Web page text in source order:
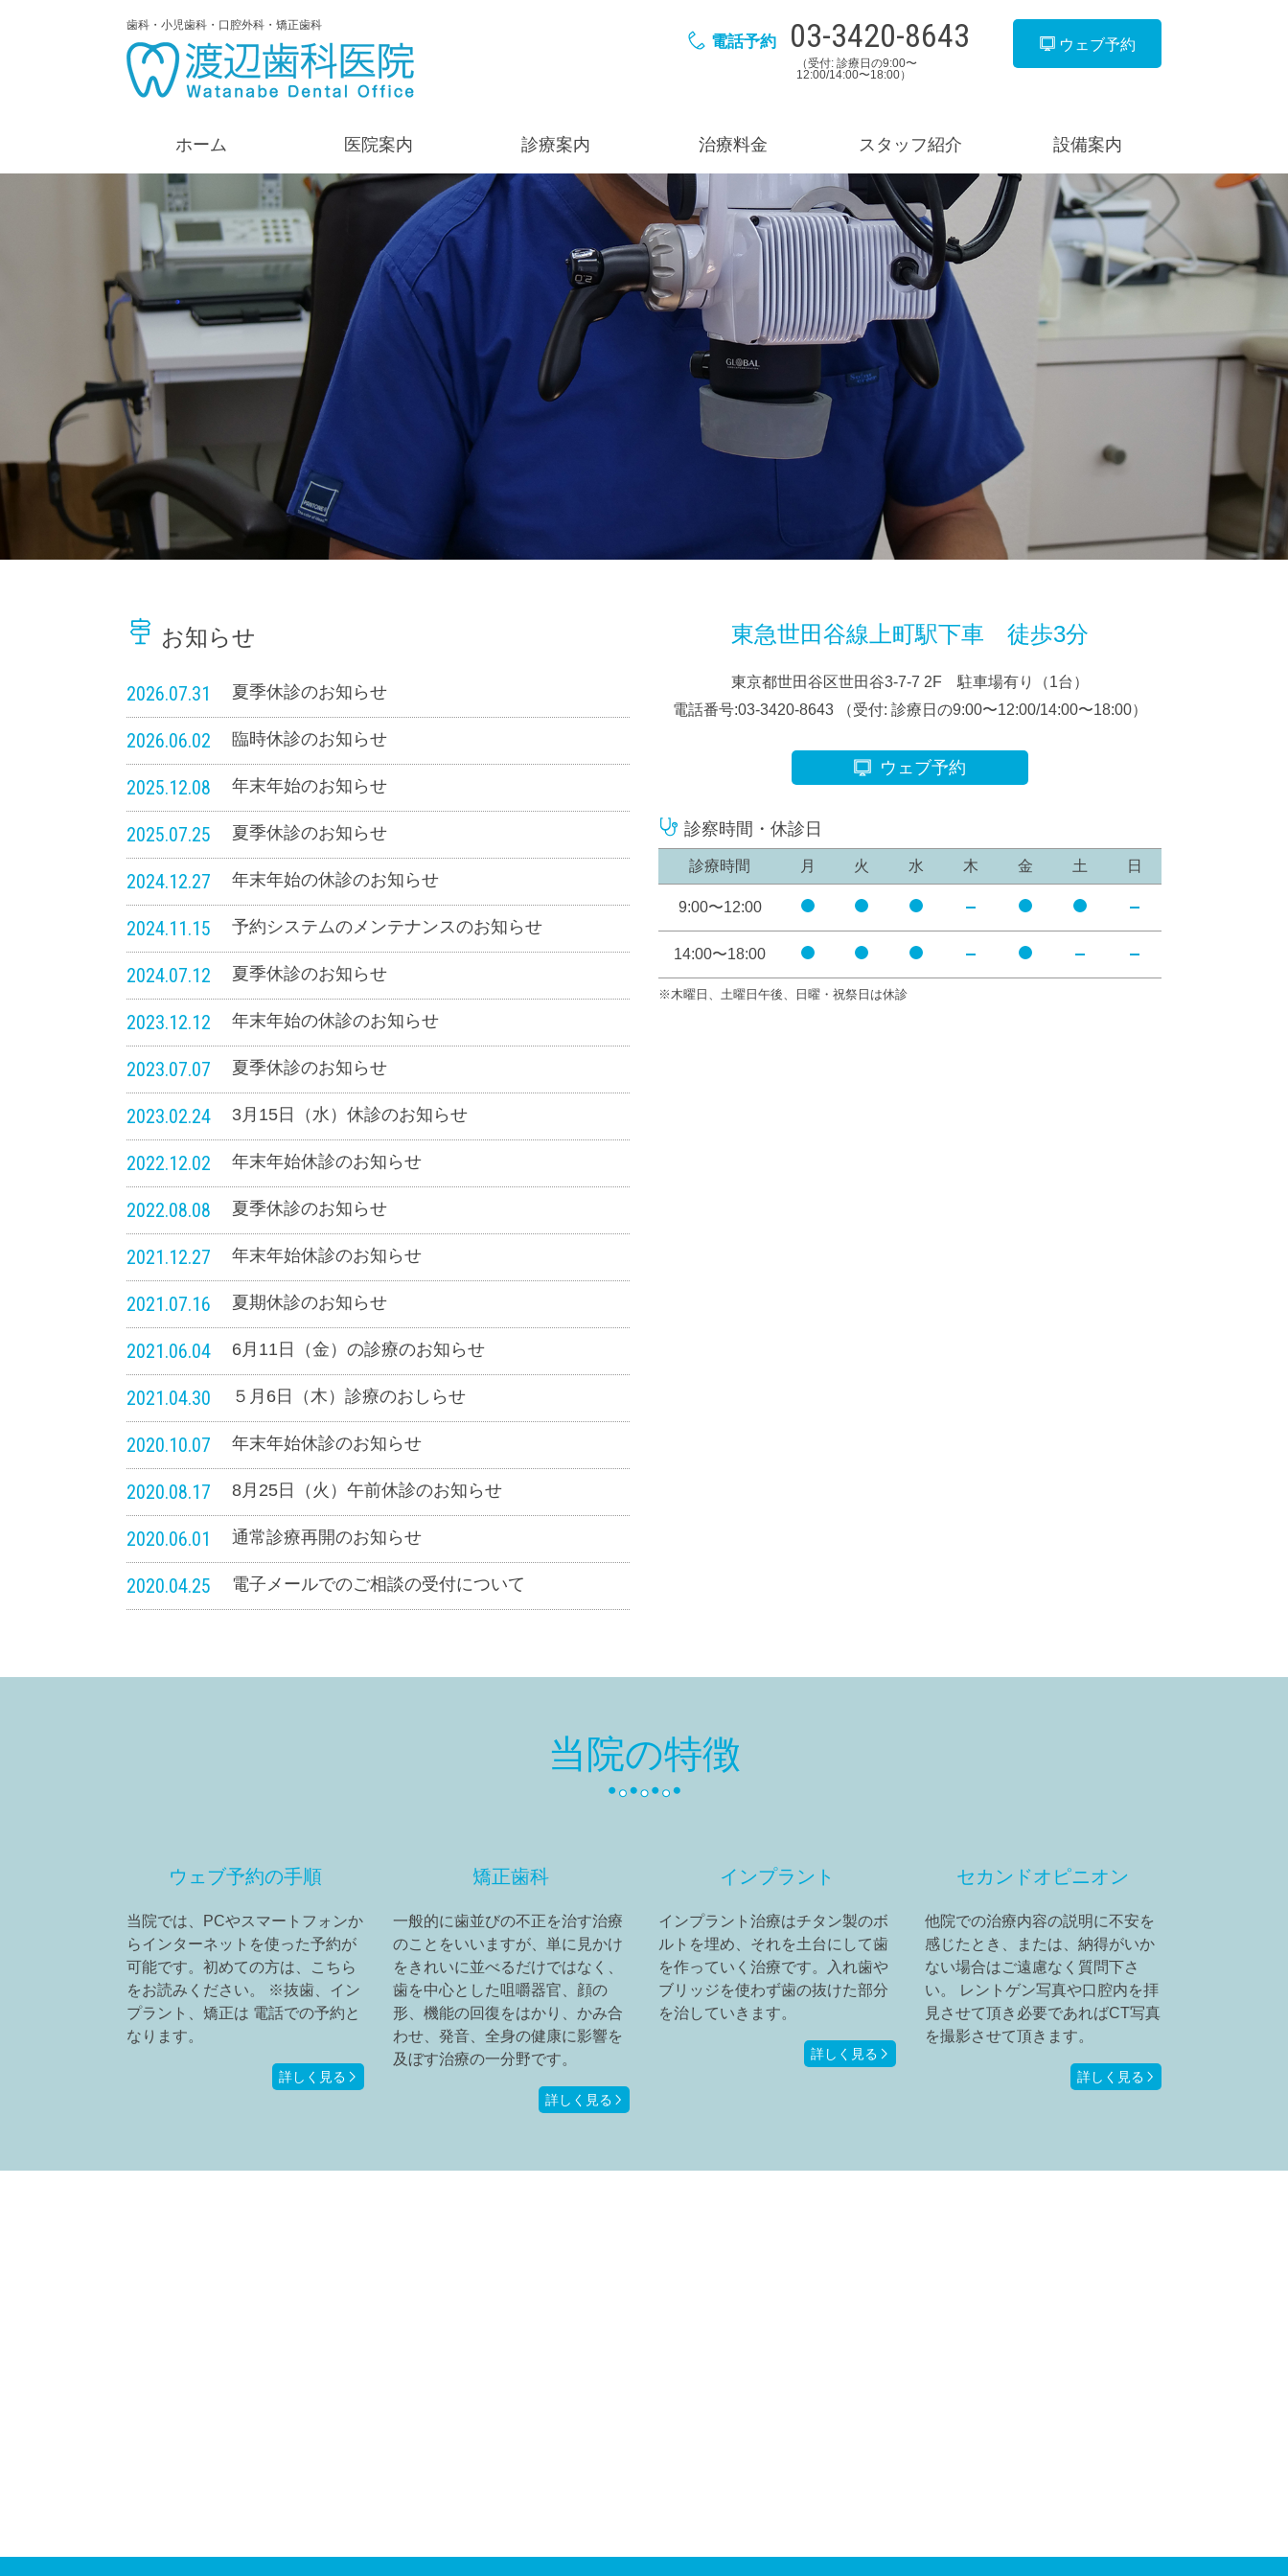
歯科・小児歯科・口腔外科・矯正歯科
電話予約 03-3420-8643
（受付: 診療日の9:00〜
12:00/14:00〜18:00）
ウェブ予約
ホーム 医院案内 診療案内 治療料金 スタッフ紹介 設備案内
東急世田谷線上町駅下車 徒歩3分
東京都世田谷区世田谷3-7-7 2F 駐車場有り（1台）
電話番号:03-3420-8643
（受付: 診療日の9:00〜12:00/14:00〜18:00）
ウェブ予約
診察時間・休診日
診療時間 月 火 水 木 金 土 日
9:00〜12:00
開
院
開
院
開
院
診
開
院
開
院
診
14:00〜18:00
開
院
開
院
開
院
診
開
院
診
診
※木曜日、土曜日午後、日曜・祝祭日は休診
お知らせ
2026.07.31 夏季休診のお知らせ
2026.06.02 臨時休診のお知らせ
2025.12.08 年末年始のお知らせ
2025.07.25 夏季休診のお知らせ
2024.12.27 年末年始の休診のお知らせ
2024.11.15 予約システムのメンテナンスのお知らせ
2024.07.12 夏季休診のお知らせ
2023.12.12 年末年始の休診のお知らせ
2023.07.07 夏季休診のお知らせ
2023.02.24 3月15日（水）休診のお知らせ
2022.12.02 年末年始休診のお知らせ
2022.08.08 夏季休診のお知らせ
2021.12.27 年末年始休診のお知らせ
2021.07.16 夏期休診のお知らせ
2021.06.04 6月11日（金）の診療のお知らせ
2021.04.30 ５月6日（木）診療のおしらせ
2020.10.07 年末年始休診のお知らせ
2020.08.17 8月25日（火）午前休診のお知らせ
2020.06.01 通常診療再開のお知らせ
2020.04.25 電子メールでのご相談の受付について
当院の特徴
ウェブ予約の手順
当院では、PCやスマートフォンか
らインターネットを使った予約が
可能です。初めての方は、こちら
をお読みください。 ※抜歯、イン
プラント、矯正は 電話での予約と
なります。
詳しく見る
矯正歯科
一般的に歯並びの不正を治す治療
のことをいいますが、単に見かけ
をきれいに並べるだけではなく、
歯を中心とした咀嚼器官、顔の
形、機能の回復をはかり、かみ合
わせ、発音、全身の健康に影響を
及ぼす治療の一分野です。
詳しく見る
インプラント
インプラント治療はチタン製のボ
ルトを埋め、それを土台にして歯
を作っていく治療です。入れ歯や
ブリッジを使わず歯の抜けた部分
を治していきます。
詳しく見る
セカンドオピニオン
他院での治療内容の説明に不安を
感じたとき、または、納得がいか
ない場合はご遠慮なく質問下さ
い。 レントゲン写真や口腔内を拝
見させて頂き必要であればCT写真
を撮影させて頂きます。
詳しく見る